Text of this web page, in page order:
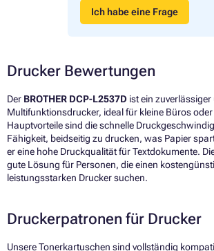
Ich habe eine Frage
Drucker Bewertungen
Der BROTHER DCP-L2537D ist ein
Multifunktionsdrucker, ideal für kleine Büros
Hauptvorteile sind die schnelle
Fähigkeit, beidseitig zu drucken, was Papier
er eine hohe Druckqualität für Textdokumente.
gute Lösung für Personen, die einen
leistungsstarken Drucker suchen.
Druckerpatronen für Drucker
Unsere Tonerkartuschen sind vollständig